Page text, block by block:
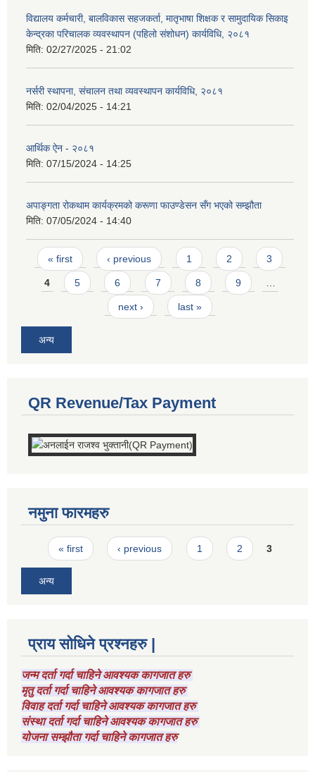
विद्यालय कर्मचारी, बालविकास सहजकर्ता, मातृभाषा शिक्षक र सामुदायिक सिकाइ
केन्द्रका परिचालक व्यवस्थापन (पहिलो संशोधन) कार्यविधि, २०८१
मिति: 02/27/2025 - 21:02
नर्सरी स्थापना, संचालन तथा व्यवस्थापन कार्यविधि, २०८१
मिति: 02/04/2025 - 14:21
आर्थिक ऐन - २०८१
मिति: 07/15/2024 - 14:25
अपाङ्गता रोकथाम कार्यक्रमको करूणा फाउण्डेसन सँग भएको सम्झौता
मिति: 07/05/2024 - 14:40
Pages
« first ‹ previous 1 2 3
4 5 6 7 8 9 …
next › last »
अन्य
QR Revenue/Tax Payment
नमुना फारमहरु
Pages
« first ‹ previous 1 2 3
अन्य
प्राय सोधिने प्रश्नहरु |
जन्म दर्ता गर्दा चाहिने आवश्यक कागजात हरु
मृतु दर्ता गर्दा चाहिने आवश्यक कागजात हरु
विवाह दर्ता गर्दा चाहिने आवश्यक कागजात हरु
संस्था दर्ता गर्दा चाहिने आवश्यक कागजात हरु
योजना सम्झौता गर्दा चाहिने कागजात हरु